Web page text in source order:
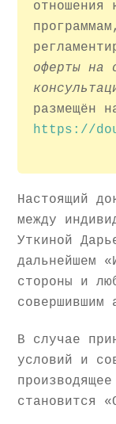
отношения
оферты на
размещён
https://
Настоящий
между
Уткиной
дальнейшем
стороны и
совершившим
В случае
условий и
становится